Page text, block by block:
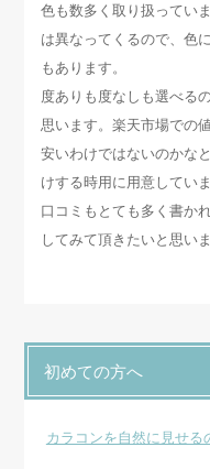
色も数多く取り扱ってい
は異なってくるので、色
もあります。
度ありも度なしも選べる
思います。楽天市場での
安いわけではないのかな
けする時用に用意していま
口コミもとても多く書か
してみて頂きたいと思いま
初めての方へ
カラコンを自然に見せる